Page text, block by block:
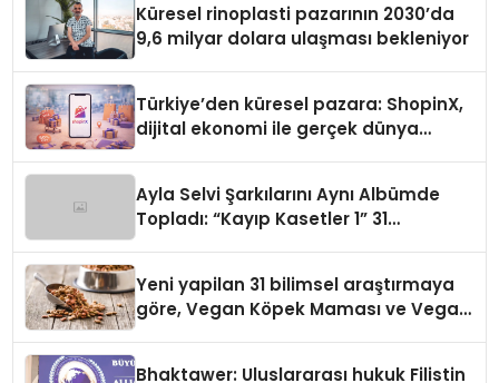
Küresel rinoplasti pazarının 2030’da
9,6 milyar dolara ulaşması bekleniyor
Türkiye’den küresel pazara: ShopinX,
dijital ekonomi ile gerçek dünya
Ayla Selvi Şarkılarını Aynı Albümde
Topladı: “Kayıp Kasetler 1” 31
Yeni yapilan 31 bilimsel araştırmaya
göre, Vegan Köpek Maması ve Vegan
Bhaktawer: Uluslararası hukuk Filistin